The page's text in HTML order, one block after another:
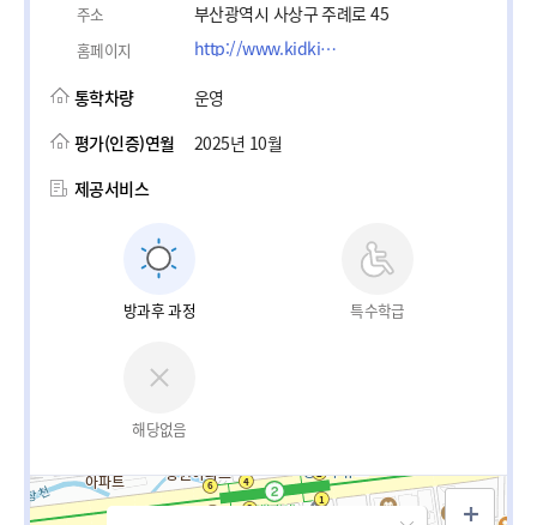
주소 부산광역시 사상구 주례로 45
홈페이지 http://www.kidkit.kg.kr/
통학차량
운영
평가(인증)연월
2025년 10월
제공서비스
방과후 과정 특수학급
해당없음